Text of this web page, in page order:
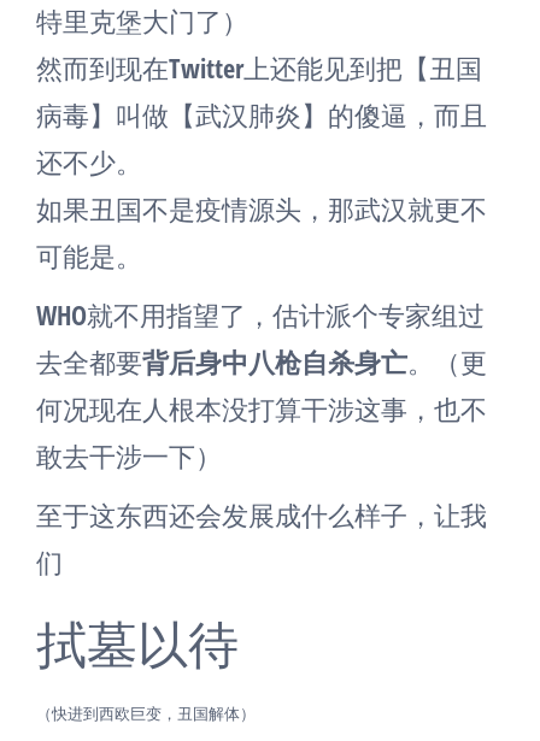
特里克堡大门了）
然而到现在Twitter上还能见到把【丑国
病毒】叫做【武汉肺炎】的傻逼，而且
还不少。
如果丑国不是疫情源头，那武汉就更不
可能是。
WHO就不用指望了，估计派个专家组过
去全都要背后身中八枪自杀身亡。（更
何况现在人根本没打算干涉这事，也不
敢去干涉一下）
至于这东西还会发展成什么样子，让我
们
拭墓以待
（快进到西欧巨变，丑国解体）